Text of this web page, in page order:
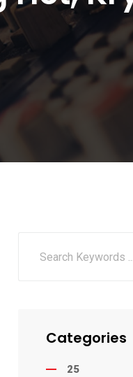
Categories
25